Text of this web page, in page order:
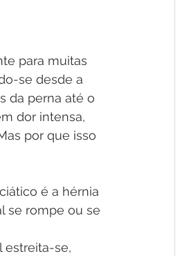
para muitas
se desde a
da perna até o
dor intensa,
por que isso
é a hérnia
se rompe ou se
estreita-se,